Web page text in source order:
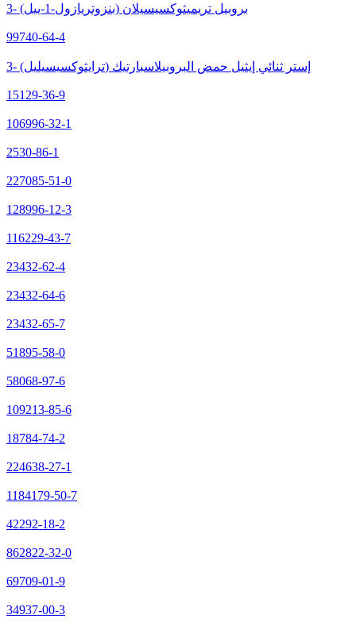
3- (بنزوتريازول-1-ييل) بروبيل تريميثوكسيسيلان
99740-64-4
3- (ترايثوكسيسيليل) إستر ثنائي إيثيل حمض البروبيلاسبارتيك
15129-36-9
106996-32-1
2530-86-1
227085-51-0
128996-12-3
116229-43-7
23432-62-4
23432-64-6
23432-65-7
51895-58-0
58068-97-6
109213-85-6
18784-74-2
224638-27-1
1184179-50-7
42292-18-2
862822-32-0
69709-01-9
34937-00-3